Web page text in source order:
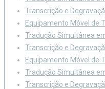
Transcrição e
Equipamento Móvel de
Tradução Simultânea
Transcrição e
Equipamento Móvel de
Tradução Simultânea
Transcrição e